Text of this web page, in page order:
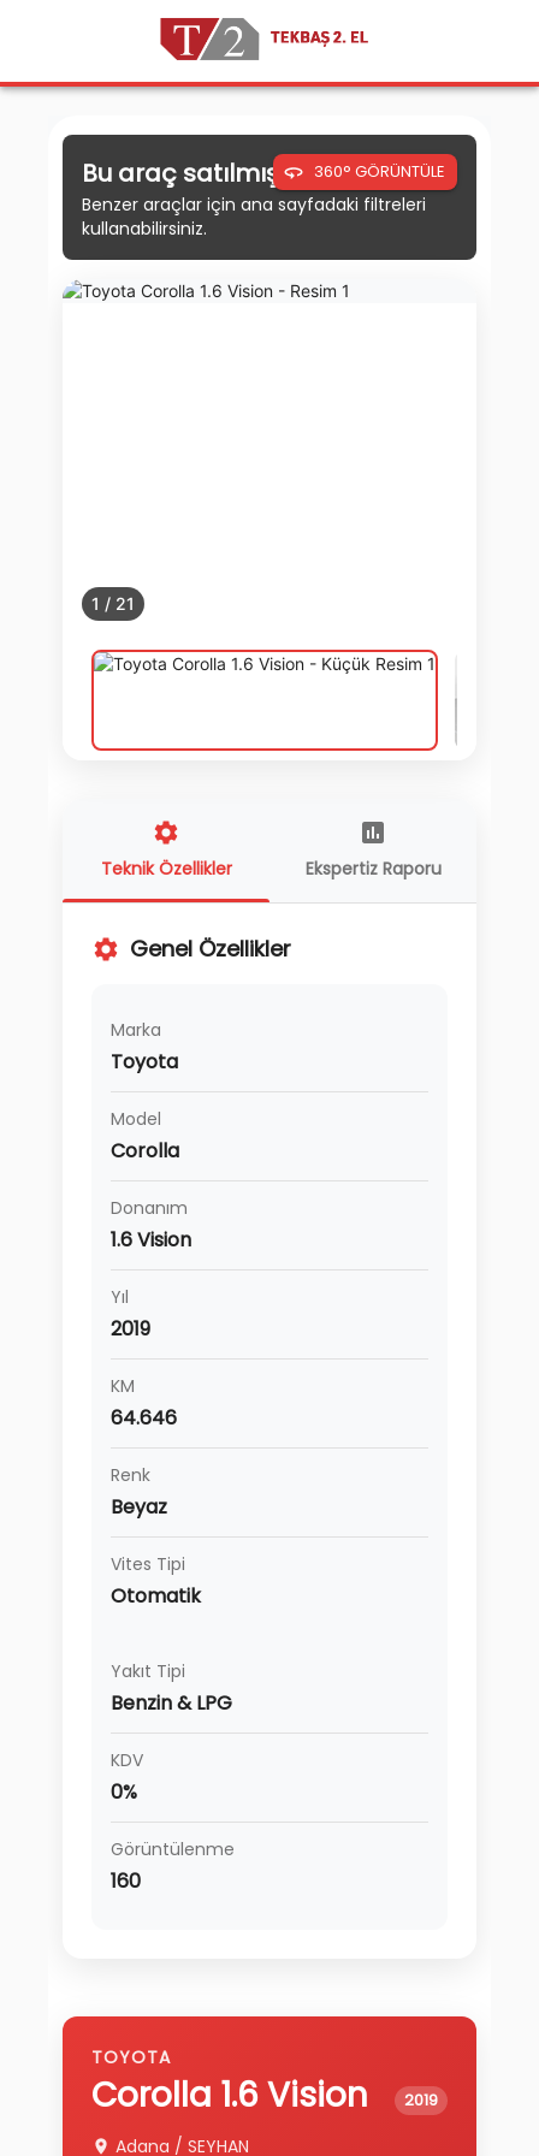
Bu araç satılmıştır.
Benzer araçlar için ana sayfadaki filtreleri
kullanabilirsiniz.
1 / 21
360° GÖRÜNTÜLE
Teknik Özellikler Ekspertiz Raporu
Genel Özellikler
Marka
Toyota
Model
Corolla
Donanım
1.6 Vision
Yıl
2019
KM
64.646
Renk
Beyaz
Vites Tipi
Otomatik
Yakıt Tipi
Benzin & LPG
KDV
0%
Görüntülenme
160
TOYOTA
Corolla 1.6 Vision 2019
Adana / SEYHAN